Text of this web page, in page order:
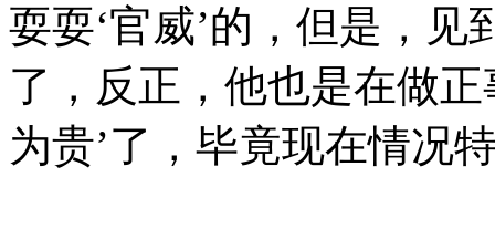
耍耍‘官威’的，但是，
了，反正，他也是在做
为贵’了，毕竟现在情况